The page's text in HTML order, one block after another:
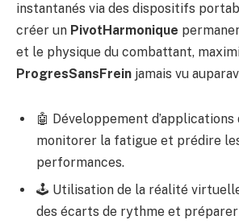
instantanés via des dispositifs
créer un PivotHarmonique
et le physique du combattant,
ProgresSansFrein jamais vu
🤖 Développement
monitorer la fatigue et prédire
performances.
🕹️ Utilisation de la réalité
des écarts de rythme et